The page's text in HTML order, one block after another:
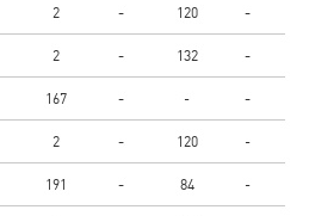
2 - 120 -
2 - 132 -
167 - - -
2 - 120 -
191 - 84 -